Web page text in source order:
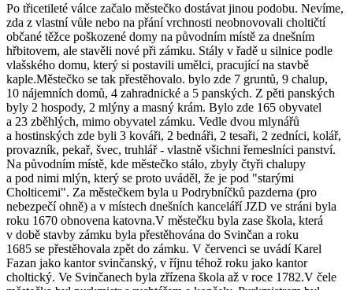
Po třicetileté válce začalo městečko dostávat jinou podobu. Nevíme,
zda z vlastní vůle nebo na přání vrchnosti neobnovovali choltičtí
občané těžce poškozené domy na původním místě za dnešním
hřbitovem, ale stavěli nové při zámku. Stály v řadě u silnice podle
vlašského domu, který si postavili umělci, pracující na stavbě
kaple.Městečko se tak přestěhovalo. bylo zde 7 gruntů, 9 chalup,
10 nájemních domů, 4 zahradnické a 5 panských. Z pěti panských
byly 2 hospody, 2 mlýny a masný krám. Bylo zde 165 obyvatel
a 23 zběhlých, mimo obyvatel zámku. Vedle dvou mlynářů
a hostinských zde byli 3 kováři, 2 bednáři, 2 tesaři, 2 zedníci, kolář,
provazník, pekař, švec, truhlář - vlastně všichni řemeslníci panství.
Na původním místě, kde městečko stálo, zbyly čtyři chalupy
a pod nimi mlýn, který se proto uváděl, že je pod "starými
Cholticemi". Za městečkem byla u Podrybníčků pazderna (pro
nebezpečí ohně) a v místech dnešních kanceláří JZD ve stráni byla
roku 1670 obnovena katovna.V městečku byla zase škola, která
v době stavby zámku byla přestěhována do Svinčan a roku
1685 se přestěhovala zpět do zámku. V červenci se uvádí Karel
Fazan jako kantor svinčanský, v říjnu téhož roku jako kantor
choltický. Ve Svinčanech byla zřízena škola až v roce 1782.V čele